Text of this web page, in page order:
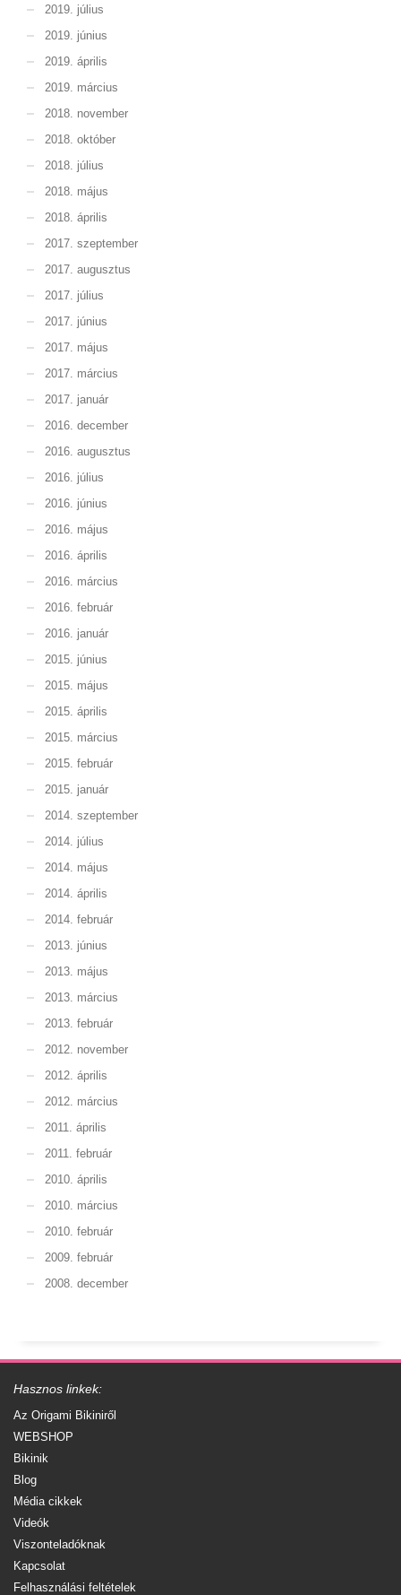
2019. július
2019. június
2019. április
2019. március
2018. november
2018. október
2018. július
2018. május
2018. április
2017. szeptember
2017. augusztus
2017. július
2017. június
2017. május
2017. március
2017. január
2016. december
2016. augusztus
2016. július
2016. június
2016. május
2016. április
2016. március
2016. február
2016. január
2015. június
2015. május
2015. április
2015. március
2015. február
2015. január
2014. szeptember
2014. július
2014. május
2014. április
2014. február
2013. június
2013. május
2013. március
2013. február
2012. november
2012. április
2012. március
2011. április
2011. február
2010. április
2010. március
2010. február
2009. február
2008. december
Hasznos linkek:
Az Origami Bikiniről
WEBSHOP
Bikinik
Blog
Média cikkek
Videók
Viszonteladóknak
Kapcsolat
Felhasználási feltételek